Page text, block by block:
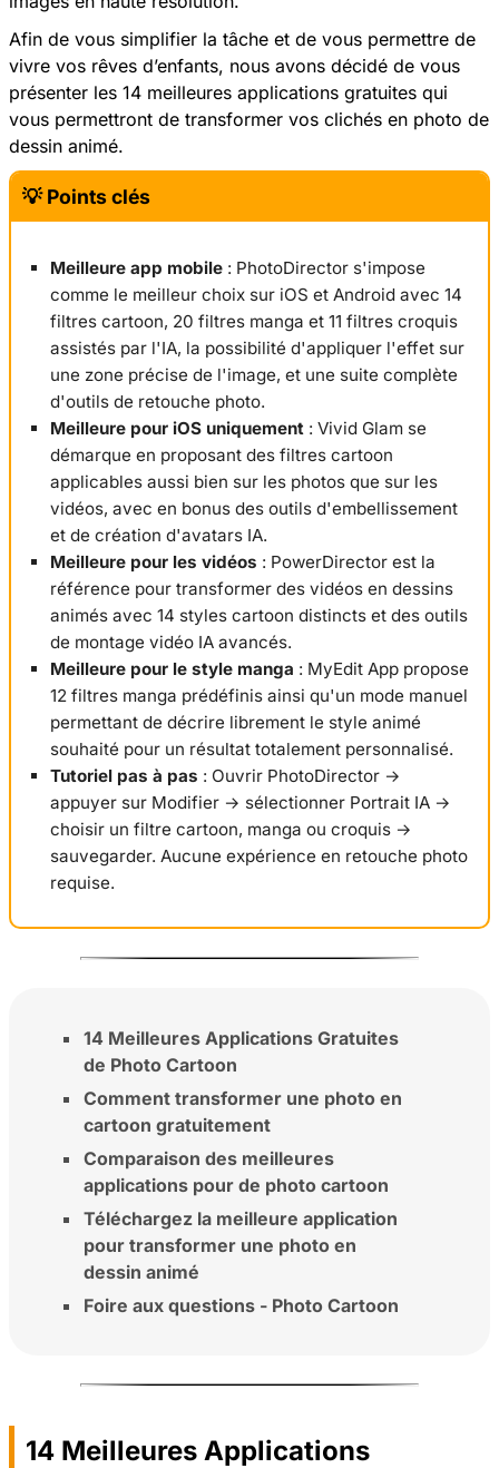
Afin de vous simplifier la tâche et de vous permettre de
vivre vos rêves d’enfants, nous avons décidé de vous
présenter les 14 meilleures applications gratuites qui
vous permettront de transformer vos clichés en photo de
dessin animé.
💡 Points clés
Meilleure app mobile : PhotoDirector s'impose
comme le meilleur choix sur iOS et Android avec 14
filtres cartoon, 20 filtres manga et 11 filtres croquis
assistés par l'IA, la possibilité d'appliquer l'effet sur
une zone précise de l'image, et une suite complète
d'outils de retouche photo.
Meilleure pour iOS uniquement : Vivid Glam se
démarque en proposant des filtres cartoon
applicables aussi bien sur les photos que sur les
vidéos, avec en bonus des outils d'embellissement
et de création d'avatars IA.
Meilleure pour les vidéos : PowerDirector est la
référence pour transformer des vidéos en dessins
animés avec 14 styles cartoon distincts et des outils
de montage vidéo IA avancés.
Meilleure pour le style manga : MyEdit App propose
12 filtres manga prédéfinis ainsi qu'un mode manuel
permettant de décrire librement le style animé
souhaité pour un résultat totalement personnalisé.
Tutoriel pas à pas : Ouvrir PhotoDirector →
appuyer sur Modifier → sélectionner Portrait IA →
choisir un filtre cartoon, manga ou croquis →
sauvegarder. Aucune expérience en retouche photo
requise.
14 Meilleures Applications Gratuites
de Photo Cartoon
Comment transformer une photo en
cartoon gratuitement
Comparaison des meilleures
applications pour de photo cartoon
Téléchargez la meilleure application
pour transformer une photo en
dessin animé
Foire aux questions - Photo Cartoon
14 Meilleures Applications